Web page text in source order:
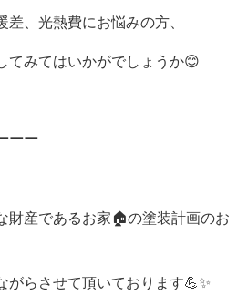
、光熱費にお悩みの方、
てみてはいかがでしょうか😊
ーー
財産であるお家🏠の塗装計画のお
がらさせて頂いております💪✨